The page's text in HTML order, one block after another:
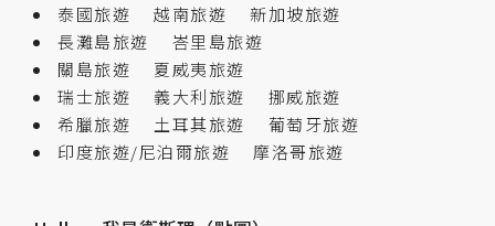
泰國旅遊
越南旅遊
新加坡旅遊
長灘島旅遊
峇里島旅遊
關島旅遊
夏威夷旅遊
瑞士旅遊
義大利旅遊
挪威旅遊
希臘旅遊
土耳其旅遊
葡萄牙旅遊
印度旅遊/尼泊爾旅遊
摩洛哥旅遊